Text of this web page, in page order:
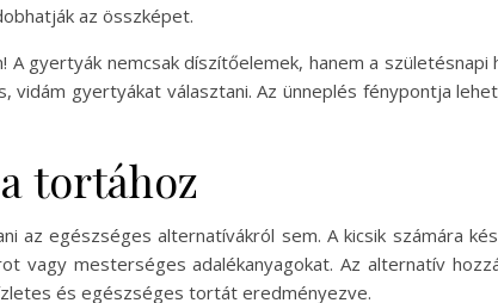
az összképet.
nemcsak díszítőelemek, hanem a születésnapi
gyertyákat választani. Az ünneplés fénypontja
tortához
az egészséges alternatívákról sem. A kicsik számára
vagy mesterséges adalékanyagokat. Az alternatív
és egészséges tortát eredményezve.